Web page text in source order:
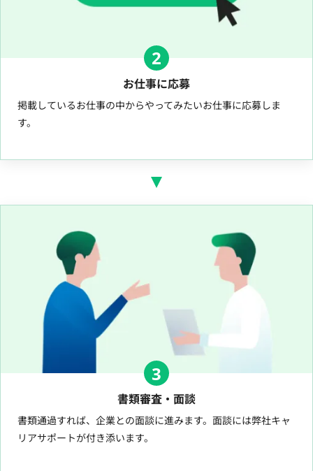
2
お仕事に応募
掲載しているお仕事の中からやってみたいお仕事に応募しま
す。
3
書類審査・面談
書類通過すれば、企業との面談に進みます。面談には弊社キャ
リアサポートが付き添います。